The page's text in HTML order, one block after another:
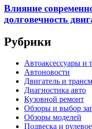
Влияние
долговечность
Рубрики
Автоаксессуары и
Автоновости
Двигатель и
Диагностика авто
Кузовной ремонт
Обзоры и выбор
Обзоры моделей
Подвеска и рулевое